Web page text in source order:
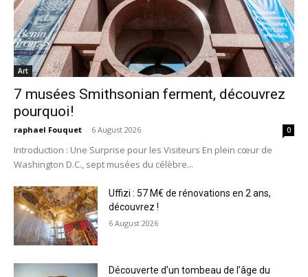
Art
7 musées Smithsonian ferment, découvrez
pourquoi!
raphael Fouquet - 6 August 2026 0
Introduction : Une Surprise pour les Visiteurs En plein cœur de
Washington D.C., sept musées du célèbre...
Uffizi : 57 M€ de rénovations en 2 ans,
découvrez !
6 August 2026
Découverte d’un tombeau de l’âge du